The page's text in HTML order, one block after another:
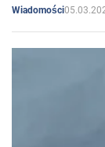
Wiadomości